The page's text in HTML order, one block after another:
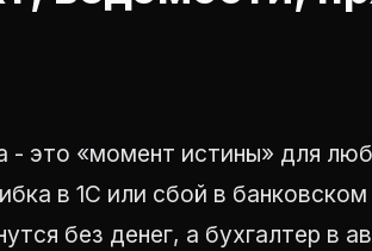
- это «момент истины» для
в 1С или сбой в банковском
без денег, а бухгалтер в